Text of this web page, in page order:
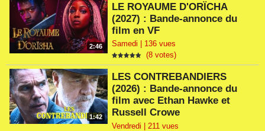
2:46
LE ROYAUME D'ORÏCHA
(2027) : Bande-annonce du
film en VF
Samedi | 136 vues
(8 votes)
1:42
LES CONTREBANDIERS
(2026) : Bande-annonce du
film avec Ethan Hawke et
Russell Crowe
Vendredi | 211 vues